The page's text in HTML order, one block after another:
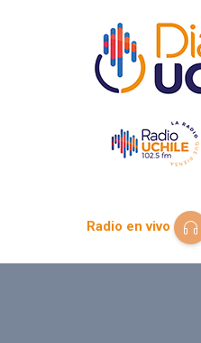
Radio en vivo